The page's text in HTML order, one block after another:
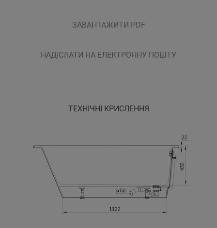
ЗАВАНТАЖИТИ PDF
НАДІСЛАТИ НА ЕЛЕКТРОННУ ПОШТУ
ТЕХНІЧНІ КРИСЛЕННЯ